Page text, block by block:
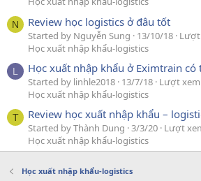
N Review học logistics ở đâu tốt
Started by Nguyễn Sung 13/10/18 Lượt
Học xuất nhập khẩu-logistics
L Học xuất nhập khẩu ở Eximtrain có
Started by linhle2018 13/7/18 Lượt
Học xuất nhập khẩu-logistics
T Review học xuất nhập khẩu –
Started by Thành Dung 3/3/20 Lượt
Học xuất nhập khẩu-logistics
Học xuất nhập khẩu-logistics